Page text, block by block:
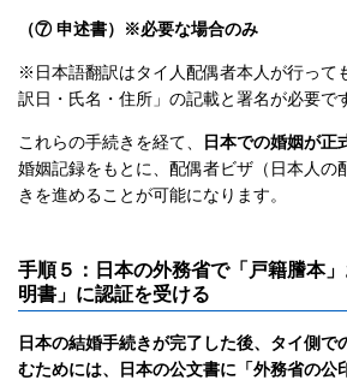
（⑦ 申述書）※必要な場合のみ
※日本語翻訳はタイ人配偶者本人が行って
訳日・氏名・住所」の記載と署名が必要で
これらの手続きを経て、 日本での婚姻が正
婚姻記録をもとに、配偶者ビザ（日本人の
きを進めることが可能になります。
手順５：日本の外務省で「戸籍謄本
明書」に認証を受ける
日本の結婚手続きが完了した後、タイ側で
むためには、日本の公文書に「外務省の公